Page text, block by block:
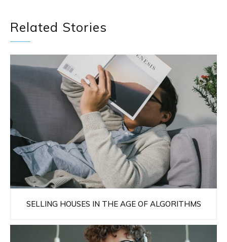
Related Stories
SELLING HOUSES IN THE AGE OF ALGORITHMS